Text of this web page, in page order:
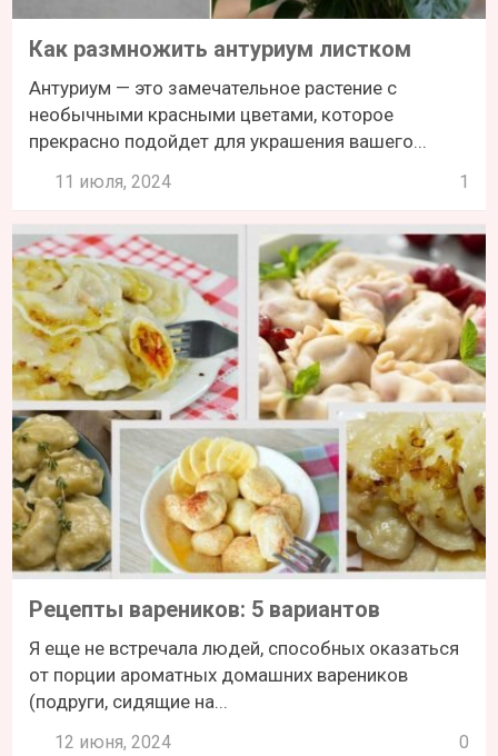
Как размножить антуриум листком
Антуриум — это замечательное растение с
необычными красными цветами, которое
прекрасно подойдет для украшения вашего...
11 июля, 2024 1
Рецепты вареников: 5 вариантов
Я еще не встречала людей, способных оказаться
от порции ароматных домашних вареников
(подруги, сидящие на...
12 июня, 2024 0